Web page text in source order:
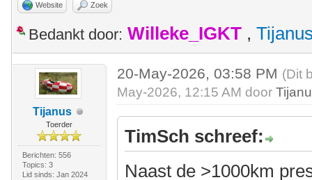
Website Zoek
Bedankt door: Willeke_IGKT ,
Tijanus
Toerder
Berichten: 556
Topics: 3
Lid sinds: Jan 2024
20-May-2026, 03:58 PM (Dit
May-2026, 12:15 AM door
TimSch schreef:
Naast de >1000km